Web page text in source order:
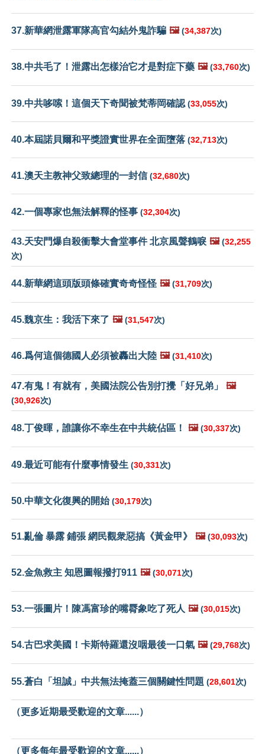
37.新華網泄露軍隊高官勾結外鬼詐騙 🖼️ (34,387次)
38.中共毛了！泄露出怎樣治它才是對症下藥 🖼️ (33,760次)
39.中共哆嗦！這個天下奇聞被梵蒂岡確認 (33,055次)
40.本屆諾貝爾和平獎證實世界在全面墮落 (32,713次)
41.澳天主教神父致總理的一封信(32,680次)
42.一個專家也無法解釋的怪事 (32,304次)
43.天安門爆自殺衝擊大會堂事件 北京風聲鶴唳 🖼️ (32,255
次)
44.新華網這頭版頭條確實奇奇怪怪 🖼️ (31,709次)
45.魏京生：我活下來了 🖼️ (31,547次)
46.爲何這個德國人必須被轟出大陸 🖼️ (31,410次)
47.有鬼！有就有，美國法院公告別打攪「好兄弟」 🖼️
(30,926次)
48.丁俊暉，誰讓你不幸生在中共統佔區！ 🖼️ (30,337次)
49.最近可能有什麼事情發生 (30,331次)
50.中華文化復興的開始(30,179次)
51.亂倫 暴露 鋪張 網民觀衆惡搞《黃金甲》 🖼️ (30,093次)
52.金魚救主 知恩圖報撥打911 🖼️ (30,071次)
53.一張圖片！陳馮富珍的嘴脣象吃了死人 🖼️ (30,015次)
54.古巴求美國！卡斯特羅還沒咽最後一口氣 🖼️ (29,768次)
55.蒼白「坦誠」中共無法掩蓋三個關鍵性問題 (28,601次)
（更多近期最受歡迎的文章......）
（更多每年最受歡迎的文章......）